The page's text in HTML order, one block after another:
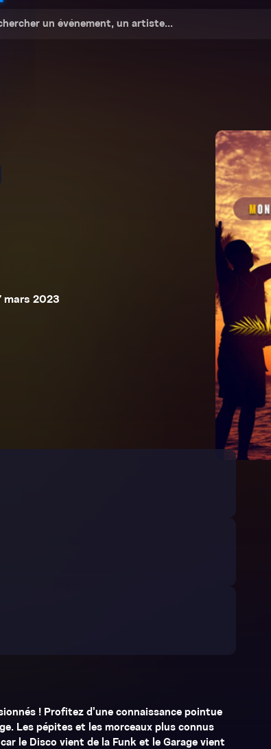
mars 2023
! Profitez d’une connaissance pointue
Les pépites et les morceaux plus connus
le Disco vient de la Funk et le Garage vient